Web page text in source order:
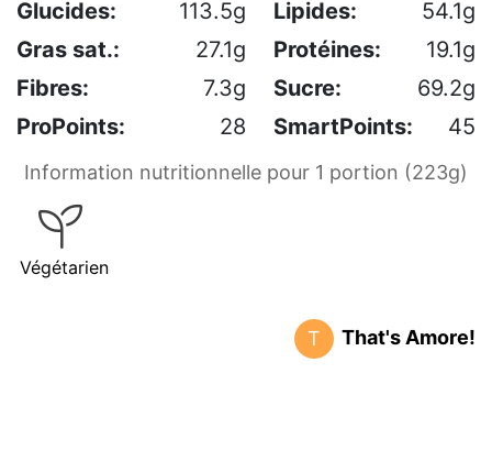
Glucides: 113.5g Lipides:
54.1g
Gras sat.:
27.1g Protéines:
19.1g
Fibres:
7.3g Sucre:
69.2g
ProPoints:
28 SmartPoints: 45
Information nutritionnelle pour 1 portion (223g)
Végétarien
T That's Amore!